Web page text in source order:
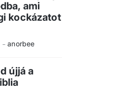
ami
kockázatot
anorbee
újjá a